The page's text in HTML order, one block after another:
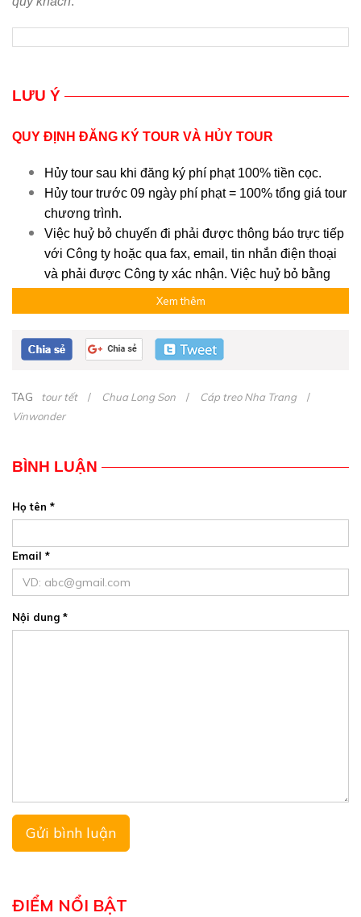
LƯU Ý
QUY ĐỊNH ĐĂNG KÝ TOUR VÀ HỦY TOUR
Hủy tour sau khi đăng ký phí phạt 100% tiền cọc.
Hủy tour trước 09 ngày phí phạt = 100% tổng giá tour
chương trình.
Việc huỷ bỏ chuyến đi phải được thông báo trực tiếp
với Công ty hoặc qua fax, email, tin nhắn điện thoại
và phải được Công ty xác nhận. Việc huỷ bỏ bằng
điện thoại không được chấp nhận.
Thời gian hủy tour được tính cho ngày làm việc,
Xem thêm
TAG tour tết Chua Long Son
Cáp treo Nha Trang
Vinwonder
BÌNH LUẬN
Họ tên *
Email *
Nội dung *
ĐIỂM NỔI BẬT